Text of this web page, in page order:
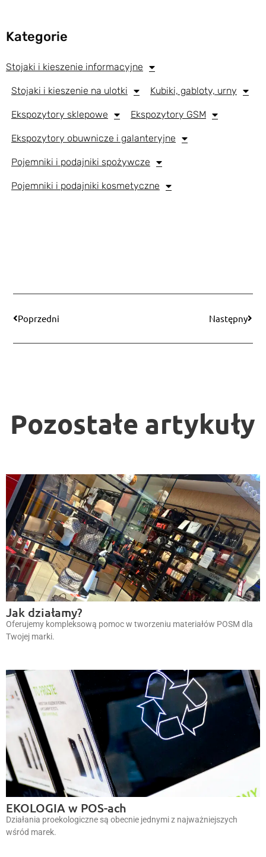
Kategorie
Stojaki i kieszenie informacyjne
Stojaki i kieszenie na ulotki Kubiki, gabloty, urny
Ekspozytory sklepowe Ekspozytory GSM
Ekspozytory obuwnicze i galanteryjne
Pojemniki i podajniki spożywcze
Pojemniki i podajniki kosmetyczne
Poprzedni Następny
Pozostałe artykuły
Jak działamy?
Oferujemy kompleksową pomoc w tworzeniu materiałów POSM dla
Twojej marki.
EKOLOGIA w POS-ach
Działania proekologiczne są obecnie jednymi z najważniejszych
wśród marek.